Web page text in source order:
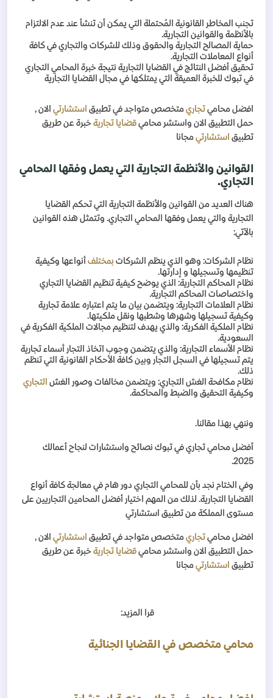
تجنب المخاطر القانونية المُحتملة التي يمكن أن تنشأ عند عدم الالتزام
بالأنظمة والقوانين التجارية.
حماية المصالح التجارية والحقوق وذلك للشركات والتجاري في كافة
أنواع المعاملات التجارية.
تحقيق أفضل النتائج في القضايا التجارية نتيجة خبرة المحامي التجاري
في تبوك للخبرة العميقة التي يمتلكها في مجال القضايا التجارية
افضل محامي تجاري متخصص متواجد في تطبيق استشارتي الان ,
حمل التطبيق الان واستشر محامي قضايا تجارية خبرة عن طريق
تطبيق استشارتي مجانا
القوانين والأنظمة التجارية التي يعمل وفقها المحامي
التجاري.
هناك العديد من القوانين والأنظمة التجارية التي تحكم القضايا
التجارية والتي يعمل وفقها المحامي التجاري. وتتمثل هذه القوانين
بالآتي:
نظام الشركات: وهو الذي ينظم الشركات بمختلف أنواعها وكيفية
تنظيمها وتسجيلها و إدارتها.
نظام المحاكم التجارية: الذي يوضح كيفية تنظيم القضايا التجاري
واختصاصات المحاكم التجارية.
نظام العلامات التجارية: ويتضمن بيان ما يتم اعتباره علامة تجارية
وكيفية تسجيلها وشهرها وشطبها ونقل ملكيتها.
نظام الملكية الفكرية: والذي يهدف لتنظيم مجالات الملكية الفكرية في
السعودية.
نظام الأسماء التجارية: والذي يتضمن وجوب اتخاذ التجار أسماء تجارية
يتم تسجيلها في السجل التجار وبين كافة الأحكام القانونية التي تنظم
ذلك.
نظام مكافحة الغش التجاري: ويتضمن مخالفات وصور الغش التجاري
وكيفية التحقيق والضبط والمحاكمة.
وننهي بهذا مقالنا.
أفضل محامي تجاري في تبوك نصائح واستشارات لنجاح أعمالك
2025
.
وفي الختام نجد بأن للمحامي التجاري دور هام في معالجة كافة أنواع
القضايا التجارية. لذلك من المهم اختيار أفضل المحامين التجاريين على
مستوى المملكة من تطبيق استشارتي
افضل محامي تجاري متخصص متواجد في تطبيق استشارتي الان ,
حمل التطبيق الان واستشر محامي قضايا تجارية خبرة عن طريق
تطبيق استشارتي مجانا
قرا المزيد:
محامي متخصص في القضايا الجنائية